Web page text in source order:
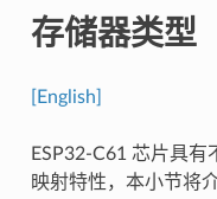
存储器类型
[English]
ESP32-C61 芯片具
映射特性，本小节将